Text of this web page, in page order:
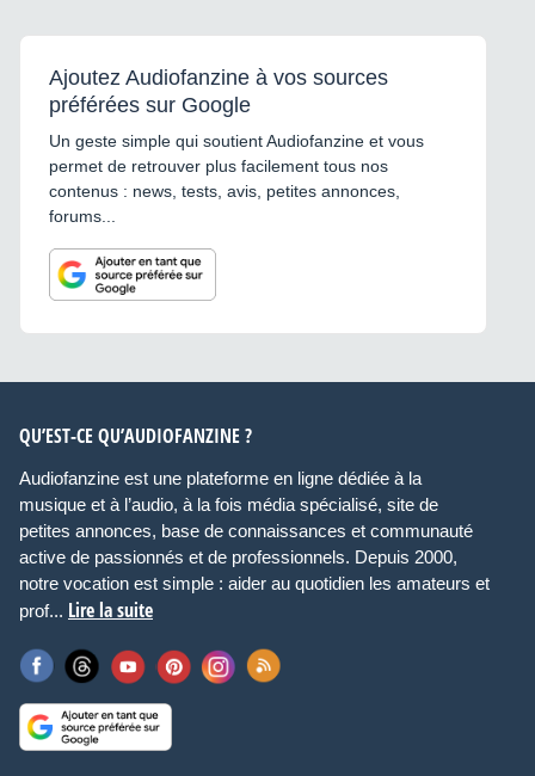
Ajoutez Audiofanzine à vos sources
préférées sur Google
Un geste simple qui soutient Audiofanzine et vous
permet de retrouver plus facilement tous nos
contenus : news, tests, avis, petites annonces,
forums...
QU’EST-CE QU’AUDIOFANZINE ?
Audiofanzine est une plateforme en ligne dédiée à la
musique et à l’audio, à la fois média spécialisé, site de
petites annonces, base de connaissances et communauté
active de passionnés et de professionnels. Depuis 2000,
notre vocation est simple : aider au quotidien les amateurs et
prof... Lire la suite